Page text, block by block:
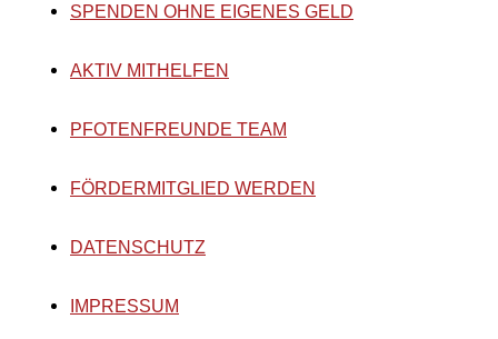
SPENDEN OHNE EIGENES GELD
AKTIV MITHELFEN
PFOTENFREUNDE TEAM
FÖRDERMITGLIED WERDEN
DATENSCHUTZ
IMPRESSUM